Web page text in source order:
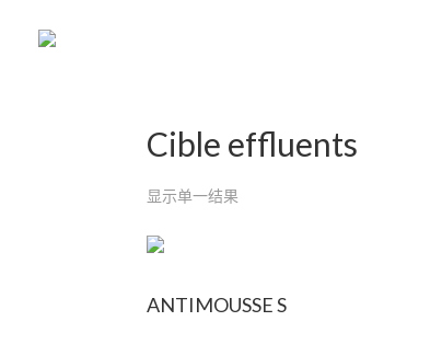
Cible effluents
显示单一结果
ANTIMOUSSE S